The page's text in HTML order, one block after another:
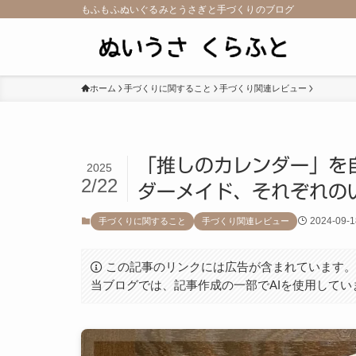
もふもふぬいぐるみとうさぎと手づくりのブログ
ホーム 手づくりに関すること 手づくり関連レビュー
「推しのカレンダー」
ダーメイド、それぞれの
2025
2/22
手づくりに関すること 手づくり関連レビュー 2024-09-
この記事のリンクには広告が含まれています。
当ブログでは、記事作成の一部でAIを使用してい